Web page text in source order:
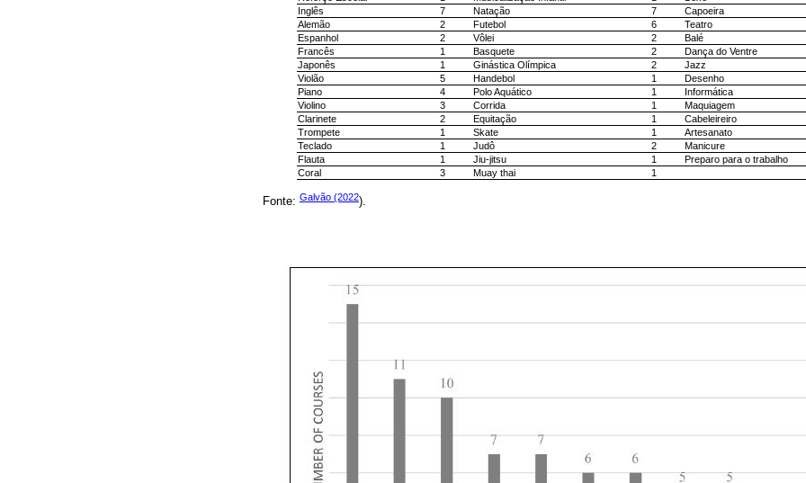
Inglês
7 Natação 7 Capoeira
Alemão
2 Futebol 6 Teatro
Espanhol
2 Vôlei 2 Balé
Francês
1 Basquete 2 Dança do Ventre
Japonês
1 Ginástica Olímpica 2 Jazz
Violão
5 Handebol 1 Desenho
Piano
4 Polo Aquático 1 Informática
Violino
3 Corrida 1 Maquiagem
Clarinete
2 Equitação 1 Cabeleireiro
Trompete
1 Skate 1 Artesanato
Teclado
1 Judô 2 Manicure
Flauta
1 Jiu-jitsu 1 Preparo para o trabalho
Coral
3 Muay thai 1
Fonte: Galvão (2022).